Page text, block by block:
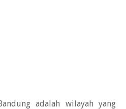
adalah wilayah yang